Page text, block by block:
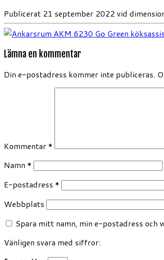
Publicerat 21 september 2022 vid
Lämna en kommentar
Din e-postadress kommer inte publiceras.
Kommentar *
Namn *
E-postadress *
Webbplats
Spara mitt namn, min e-postadress och
Vänligen svara med siffror: